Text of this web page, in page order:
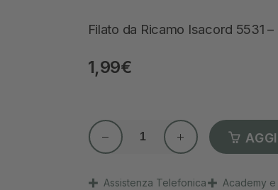
Filato da Ricamo Isacord 5531 –
1,99€
Assistenza Telefonica Academy e